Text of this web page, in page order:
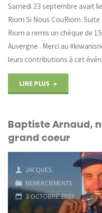
Samedi 23 septembre avait
Riom Si Nous CouRiom.
Riom a remis un chèque de
Auvergne . Merci au
leurs contributions à cet
LIRE PLUS
de
Baptiste Arnaud,
grand coeur
JACQUES
REMERCIEMENTS
3 OCTOBRE 2023